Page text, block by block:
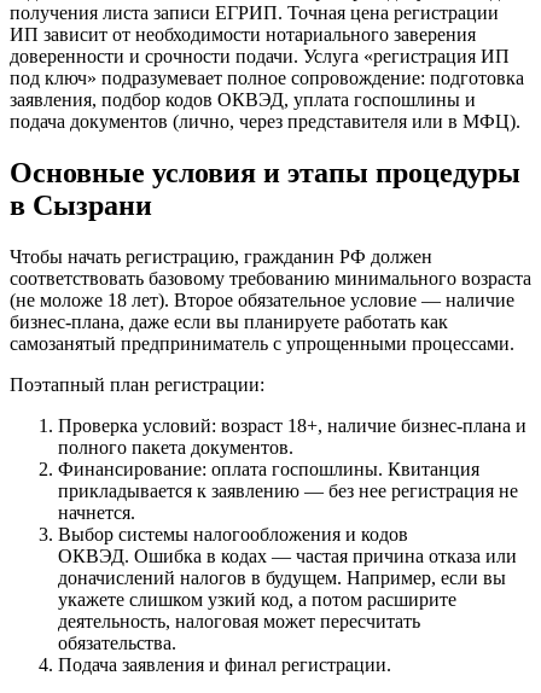
получения листа записи ЕГРИП. Точная цена регистрации
ИП зависит от необходимости нотариального заверения
доверенности и срочности подачи. Услуга «регистрация ИП
под ключ» подразумевает полное сопровождение: подготовка
заявления, подбор кодов ОКВЭД, уплата госпошлины и
подача документов (лично, через представителя или в МФЦ).
Основные условия и этапы процедуры
в Сызрани
Чтобы начать регистрацию, гражданин РФ должен
соответствовать базовому требованию минимального возраста
(не моложе 18 лет). Второе обязательное условие — наличие
бизнес-плана, даже если вы планируете работать как
самозанятый предприниматель с упрощенными процессами.
Поэтапный план регистрации:
Проверка условий: возраст 18+, наличие бизнес-плана и
полного пакета документов.
Финансирование: оплата госпошлины. Квитанция
прикладывается к заявлению — без нее регистрация не
начнется.
Выбор системы налогообложения и кодов
ОКВЭД. Ошибка в кодах — частая причина отказа или
доначислений налогов в будущем. Например, если вы
укажете слишком узкий код, а потом расширите
деятельность, налоговая может пересчитать
обязательства.
Подача заявления и финал регистрации.